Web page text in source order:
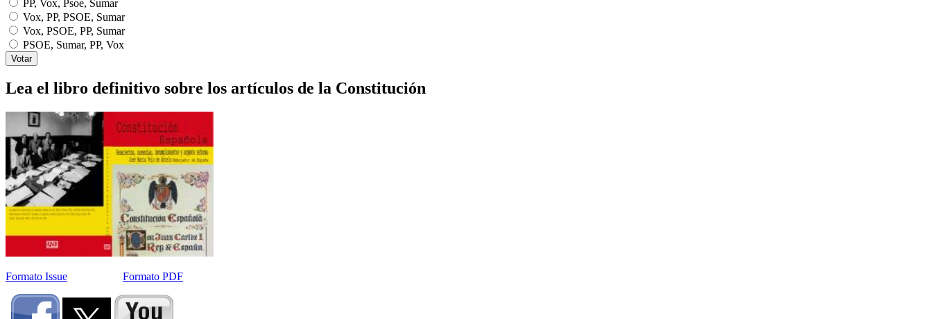
PP, Vox, Psoe, Sumar
Vox, PP, PSOE, Sumar
Vox, PSOE, PP, Sumar
PSOE, Sumar, PP, Vox
Lea el libro definitivo sobre los artículos de la Constitución
Formato Issue Formato PDF